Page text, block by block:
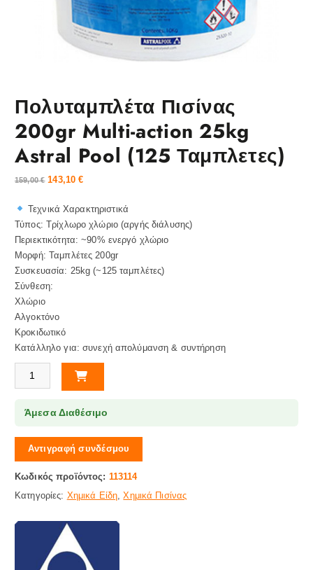
Πολυταμπλέτα Πισίνας
200gr Multi-action 25kg
Astral Pool (125 Ταμπλετες)
159,00€ 143,10€
Τεχνικά Χαρακτηριστικά
Τύπος: Τρίχλωρο χλώριο (αργής διάλυσης)
Περιεκτικότητα: ~90% ενεργό χλώριο
Μορφή: Ταμπλέτες 200gr
Συσκευασία: 25kg (~125 ταμπλέτες)
Σύνθεση:
Χλώριο
Αλγοκτόνο
Κροκιδωτικό
Κατάλληλο για: συνεχή απολύμανση & συντήρηση
Πολυταμπλέτα Πισίνας 200gr Multi-action 25kg Astral Pool (125
Άμεσα Διαθέσιμο
Αντιγραφή συνδέσμου
Κωδικός προϊόντος: 113114
Κατηγορίες: Χημικά Είδη ,Χημικά Πισίνας